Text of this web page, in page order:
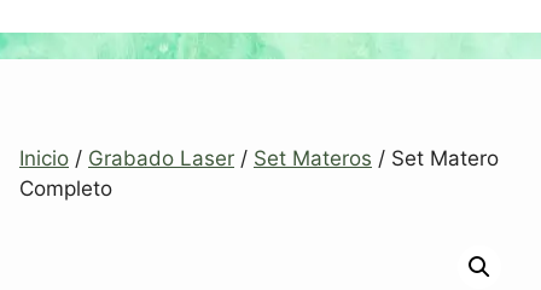
Inicio / Grabado Laser / Set Materos / Set Matero
Completo